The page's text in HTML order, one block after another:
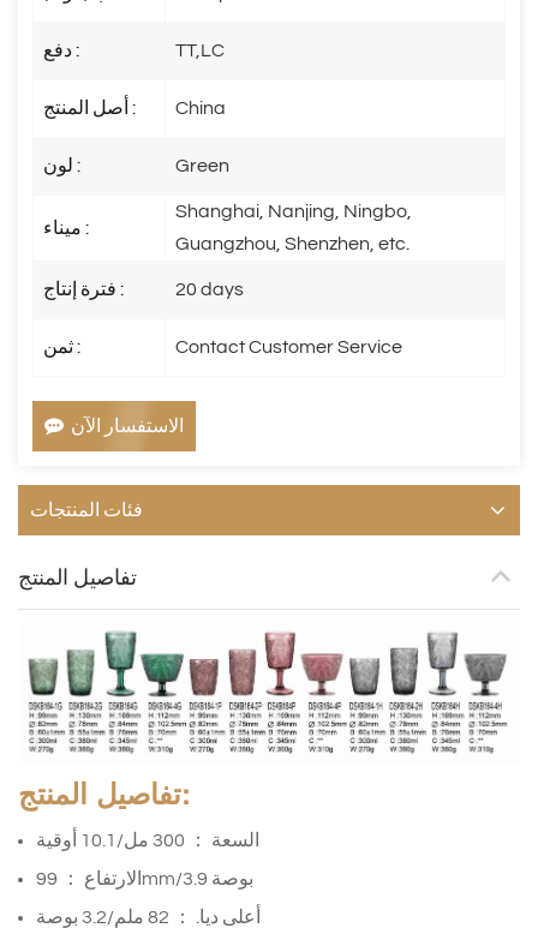
دفع : TT,LC
أصل المنتج : China
لون : Green
ميناء :
Shanghai, Nanjing, Ningbo,
Guangzhou, Shenzhen, etc.
فترة إنتاج : 20 days
ثمن : Contact Customer Service
الاستفسار الآن
فئات المنتجات
تفاصيل المنتج
تفاصيل المنتج:
السعة ： 300 مل/10.1 أوقية
الارتفاع ： 99mm/3.9 بوصة
أعلى ديا. ： 82 ملم/3.2 بوصة